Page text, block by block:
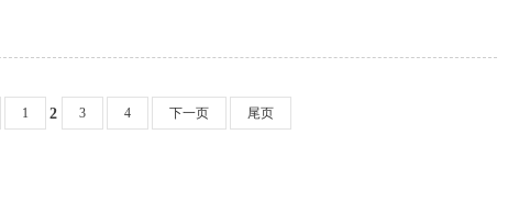
1 2 3 4 下一页 尾页